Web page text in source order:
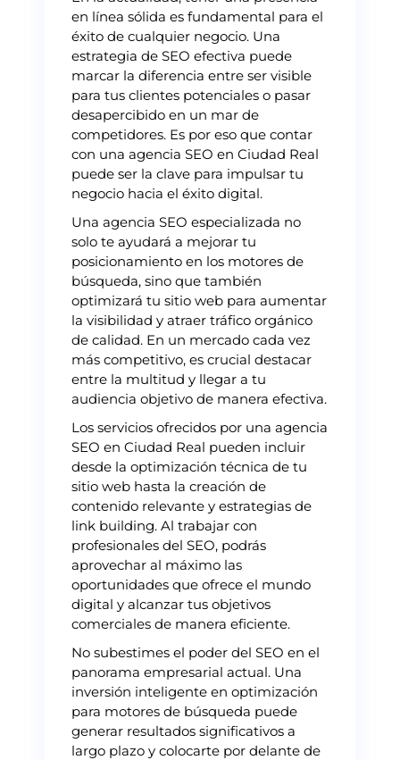
en línea sólida es fundamental para el
éxito de cualquier negocio. Una
estrategia de SEO efectiva puede
marcar la diferencia entre ser visible
para tus clientes potenciales o pasar
desapercibido en un mar de
competidores. Es por eso que contar
con una agencia SEO en Ciudad Real
puede ser la clave para impulsar tu
negocio hacia el éxito digital.
Una agencia SEO especializada no
solo te ayudará a mejorar tu
posicionamiento en los motores de
búsqueda, sino que también
optimizará tu sitio web para aumentar
la visibilidad y atraer tráfico orgánico
de calidad. En un mercado cada vez
más competitivo, es crucial destacar
entre la multitud y llegar a tu
audiencia objetivo de manera efectiva.
Los servicios ofrecidos por una agencia
SEO en Ciudad Real pueden incluir
desde la optimización técnica de tu
sitio web hasta la creación de
contenido relevante y estrategias de
link building. Al trabajar con
profesionales del SEO, podrás
aprovechar al máximo las
oportunidades que ofrece el mundo
digital y alcanzar tus objetivos
comerciales de manera eficiente.
No subestimes el poder del SEO en el
panorama empresarial actual. Una
inversión inteligente en optimización
para motores de búsqueda puede
generar resultados significativos a
largo plazo y colocarte por delante de